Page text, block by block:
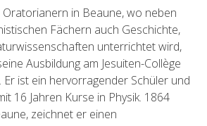
in Beaune, wo neben
Fächern auch Geschichte,
unterrichtet wird,
Ausbildung am Jesuiten-Collège
Er ist ein hervorragender Schüler und
16 Jahren Kurse in Physik. 1864
zeichnet er einen